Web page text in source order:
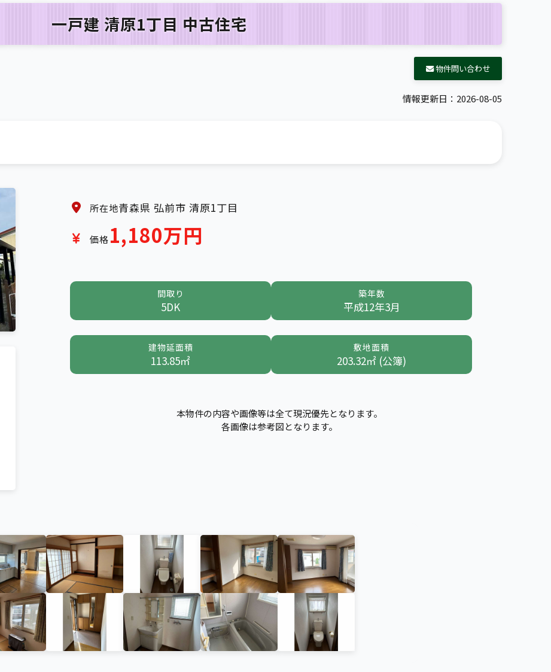
一戸建 清原1丁目 中古住宅
物件問い合わせ
情報更新日：2026-08-05
所在地青森県 弘前市 清原1丁目
価格1,180万円
間取り
5DK
築年数
平成12年3月
建物延面積
113.85㎡
敷地面積
203.32㎡ (公簿)
本物件の内容や画像等は全て現況優先となります。
各画像は参考図となります。